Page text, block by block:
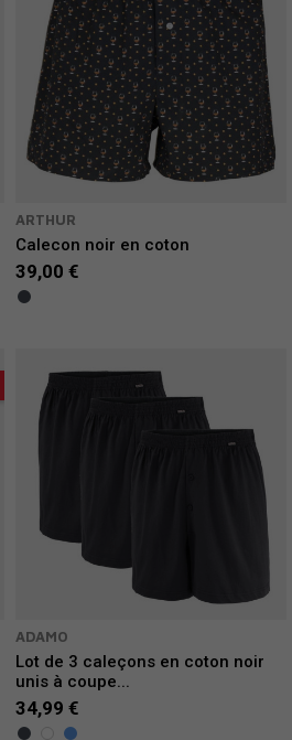
ARTHUR
Calecon noir en coton
39,00 €
ADAMO
Lot de 3 caleçons en coton noir
unis à coupe...
34,99 €